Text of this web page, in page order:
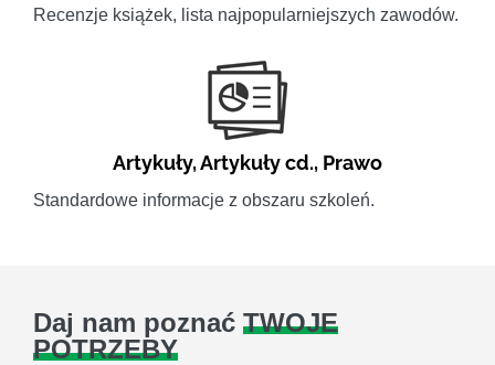
Recenzje książek, lista najpopularniejszych zawodów.
Artykuły,Artykuły cd., Prawo
Standardowe informacje z obszaru szkoleń.
Daj nam poznać TWOJE
POTRZEBY